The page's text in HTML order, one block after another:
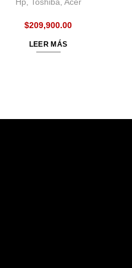
Hp, Toshiba, Acer
$209,900.00
LEER MÁS